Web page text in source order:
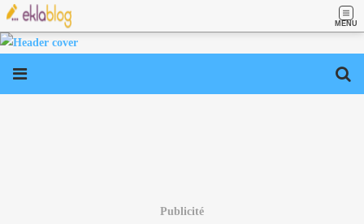
MENU
Publicité